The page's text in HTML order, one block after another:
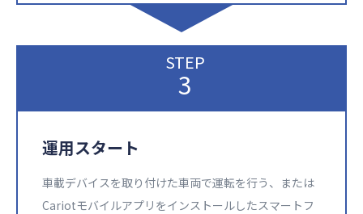
STEP
3
運用スタート​​
車載デバイスを取り付けた車両で運転を行う、または
Cariotモバイルアプリをインストールしたスマートフ